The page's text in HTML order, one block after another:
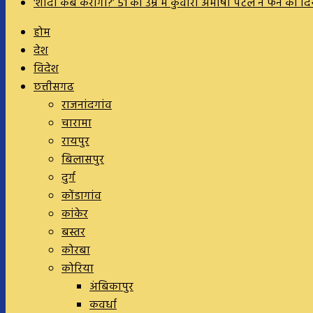
होम
देश
विदेश
छत्तीसगढ
राजनांदगांव
चारामा
रायपुर
बिलासपुर
दुर्ग
कोंडागांव
कांकेर
बस्तर
कोरबा
कोरिया
अंबिकापुर
कवर्धा